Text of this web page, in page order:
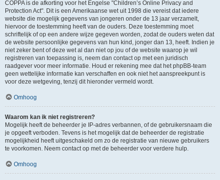
COPPA is de afkorting voor het Engelse "Children’s Online Privacy and
Protection Act". Dit is een Amerikaanse wet uit 1998 die vereist dat iedere
website die mogelijk gegevens van jongeren onder de 13 jaar verzamelt,
hiervoor de toestemming heeft van de ouders. Deze toestemming moet
schriftelijk of op een andere wijze gegeven worden, zodat de ouders weten dat
de website persoonlijke gegevens van hun kind, jonger dan 13, heeft. Indien je
niet zeker bent of deze wet al dan niet op jou of de website waarop je wil
registreren van toepassing is, neem dan contact op met een juridisch
raadgever voor meer informatie. Houd er rekening mee dat het phpBB-team
geen wettelijke informatie kan verschaffen en ook niet het aanspreekpunt is
voor deze wetgeving, tenzij dit hieronder vermeld wordt.
Omhoog
Waarom kan ik niet registreren?
Mogelijk heeft de beheerder je IP-adres verbannen, of de gebruikersnaam die
je opgeeft verboden. Tevens is het mogelijk dat de beheerder de registratie
mogelijkheid heeft uitgeschakeld om zo de registratie van nieuwe gebruikers
te voorkomen. Neem contact op met de beheerder voor verdere hulp.
Omhoog